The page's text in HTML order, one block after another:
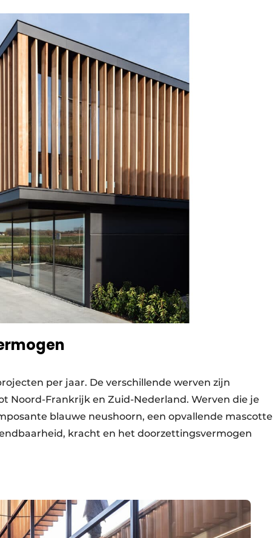
per jaar. De verschillende werven zijn
Noord-Frankrijk en Zuid-Nederland. Werven die je
blauwe neushoorn, een opvallende mascotte
kracht en het doorzettingsvermogen